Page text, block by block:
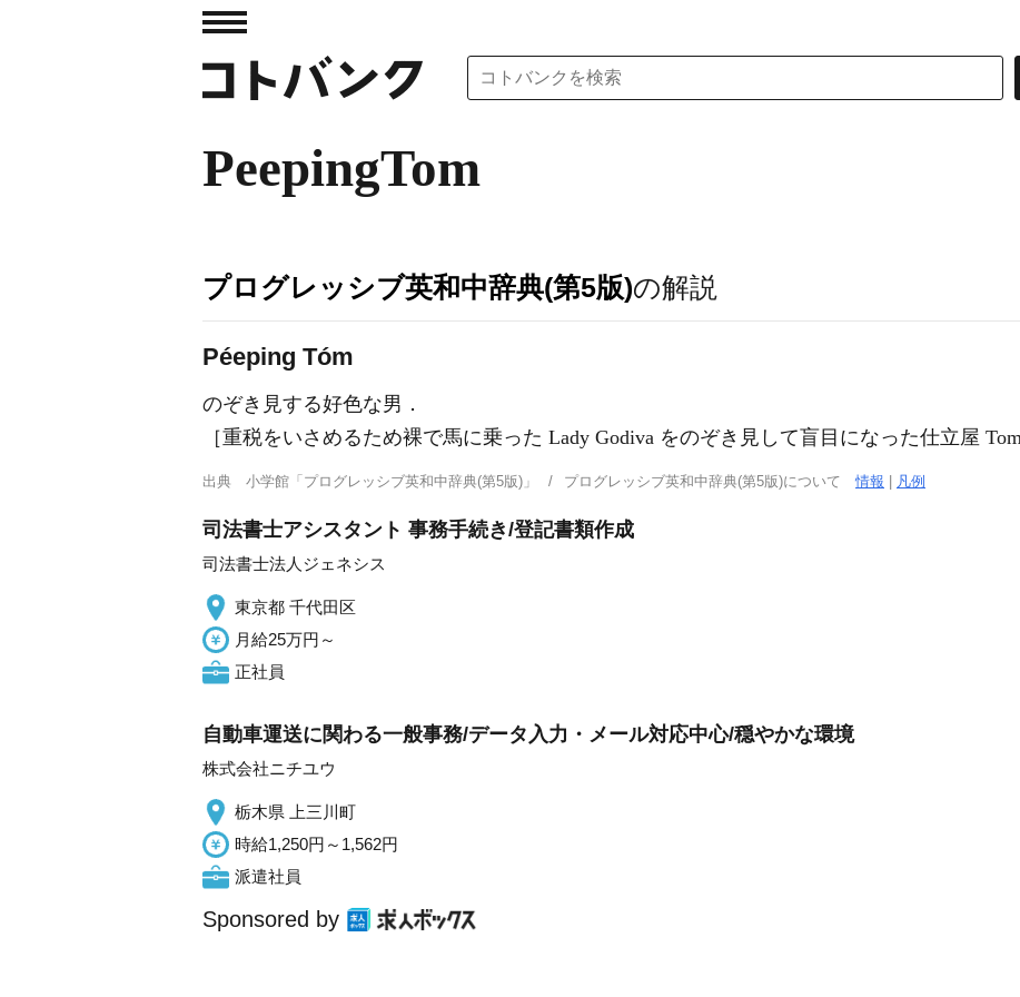
PeepingTom
プログレッシブ英和中辞典(第5版)の解説
Péeping Tóm
のぞき見する好色な男 ．
［重税をいさめるため裸で馬に乗った Lady Godiva をのぞき見して盲目になった仕立屋
出典 小学館「プログレッシブ英和中辞典(第5版)」 プログレッシブ英和中辞典(第5版)について情報 凡例
司法書士アシスタント 事務手続き/登記書類作成
司法書士法人ジェネシス
東京都 千代田区
月給25万円～
正社員
自動車運送に関わる一般事務/データ入力・メール対応中心/穏やかな環境
株式会社ニチユウ
栃木県 上三川町
時給1,250円～1,562円
派遣社員
Sponsored by